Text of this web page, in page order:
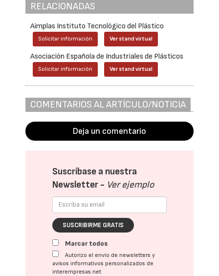
RELACIONADAS
Aimplas Instituto Tecnológico del Plástico
Solicitar información Ver stand virtual
Asociación Española de Industriales de Plásticos
Solicitar información Ver stand virtual
COMENTARIOS AL ARTÍCULO/NOTICIA
Deja un comentario
Suscríbase a nuestra
Newsletter - Ver ejemplo
SUSCRIBIRME GRATIS
Marcar todos
Autorizo el envío de newsletters y
avisos informativos personalizados de
interempresas.net